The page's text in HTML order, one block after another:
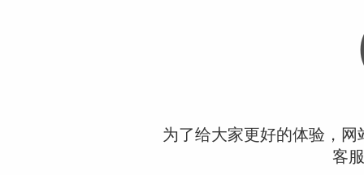
为了给大家更好的体验，
客